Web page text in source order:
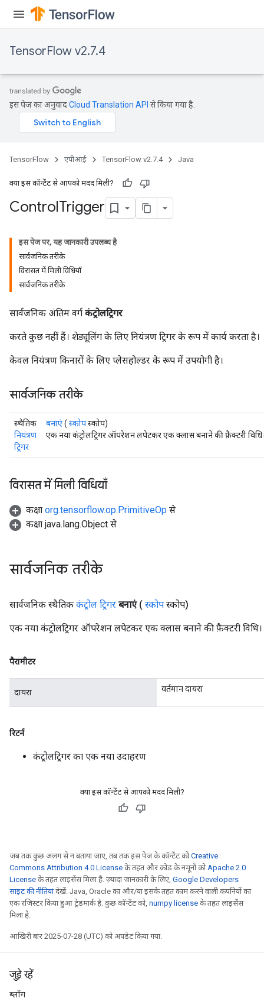
TensorFlow v2.7.4
इस पेज का अनुवादCloud Translation API से किया गया है.
TensorFlow एपीआई TensorFlow v2.7.4 Java
क्या इस कॉन्टेंट से आपको मदद मिली?
ControlTrigger
इस पेज पर, यह जानकारी उपलब्ध है
सार्वजनिक तरीके
विरासत में मिली विधियाँ
सार्वजनिक तरीके
सार्वजनिक अंतिम वर्ग कंट्रोलट्रिगर
करते कुछ नहीं हैं। शेड्यूलिंग के लिए नियंत्रण ट्रिगर के रूप में कार्य करता है।
केवल नियंत्रण किनारों के लिए प्लेसहोल्डर के रूप में उपयोगी है।
सार्वजनिक तरीके
स्थैतिक
नियंत्रण
ट्रिगर
बनाएं( स्कोपस्कोप)
एक नया कंट्रोलट्रिगर ऑपरेशन लपेटकर एक क्लास बनाने की फ़ैक्टरी
विरासत में मिली विधियाँ
कक्षा org.tensorflow.op.PrimitiveOp से
कक्षा java.lang.Object से
सार्वजनिक तरीके
सार्वजनिक स्थैतिक कंट्रोल ट्रिगर बनाएं ( स्कोप स्कोप)
एक नया कंट्रोलट्रिगर ऑपरेशन लपेटकर एक क्लास बनाने की फ़ैक्टरी विधि।
पैरामीटर
दायरा वर्तमान दायरा
रिटर्न
कंट्रोलट्रिगर का एक नया उदाहरण
क्या इस कॉन्टेंट से आपको मदद मिली?
जब तक कुछ अलग से न बताया जाए, तब तक इस पेज के कॉन्टेंट कोCreative
Commons Attribution 4.0 License के तहत और कोड के नमूनों कोApache 2.0
License के तहत लाइसेंस मिला है. ज़्यादा जानकारी के लिए, Google Developers
साइट की नीतियांदेखें. Java, Oracle का और/या इसके तहत काम करने वाली कंपनियों का
एक रजिस्टर किया हुआ ट्रेडमार्क है. कुछ कॉन्टेंट को, numpy license के तहत लाइसेंस
मिला है.
आखिरी बार 2025-07-28 (UTC) को अपडेट किया गया.
जुड़े रहें
ब्लॉग